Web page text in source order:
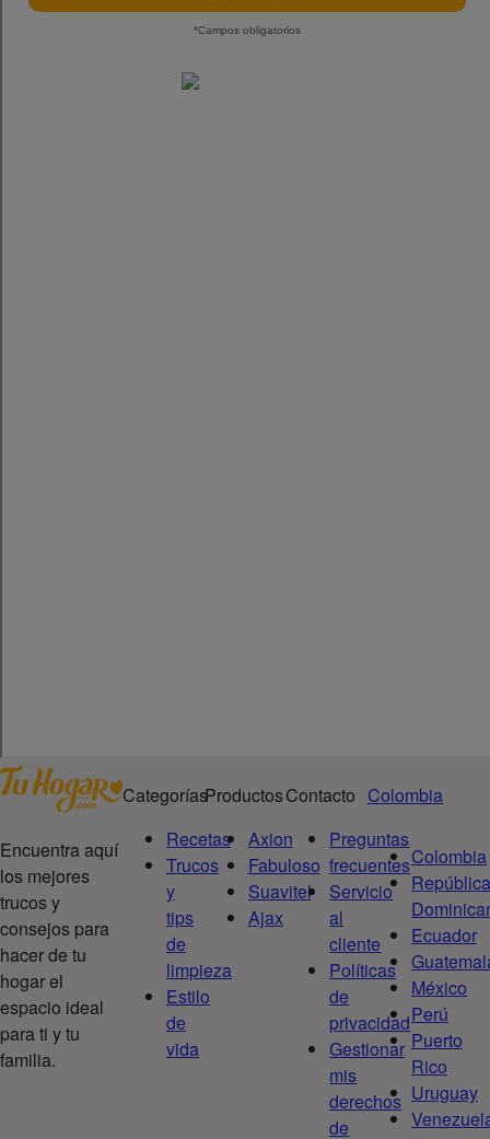
Encuentra aquí
los mejores
trucos y
consejos para
hacer de tu
hogar el
espacio ideal
para ti y tu
familia.
Categorías
Recetas
Trucos
y
tips
de
limpieza
Estilo
de
vida
Productos
Axion
Fabuloso
Suavitel
Ajax
Contacto
Preguntas
frecuentes
Servicio
al
cliente
Políticas
de
privacidad
Gestionar
mis
derechos
de
Colombia
Colombia
República
Ecuador
México
Perú
Puerto
Rico
Uruguay